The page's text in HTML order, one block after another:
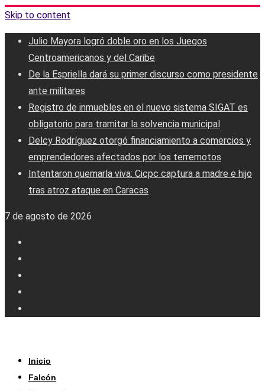
Skip to content
Julio Mayora logró doble oro en los Juegos
Centroamericanos y del Caribe
De la Espriella dará su primer discurso como presidente
ante militares
Registro de inmuebles en el nuevo sistema SIGAT es
obligatorio para tramitar la solvencia municipal
Delcy Rodríguez otorgó financiamiento a comercios y
emprendedores afectados por los terremotos
Intentaron quemarla viva: Cicpc captura a madre e hijo
tras atroz ataque en Caracas
7 de agosto de 2026
Inicio
Falcón